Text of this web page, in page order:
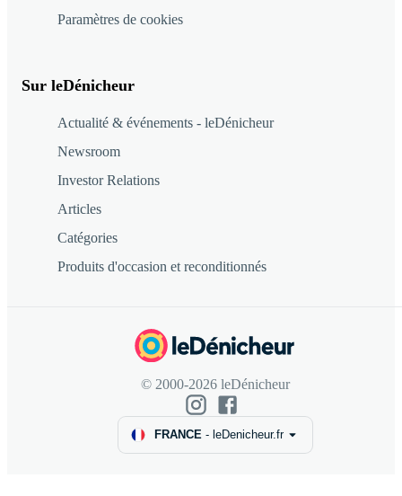
Paramètres de cookies
Sur leDénicheur
Actualité & événements - leDénicheur
Newsroom
Investor Relations
Articles
Catégories
Produits d'occasion et reconditionnés
© 2000-2026 leDénicheur
FRANCE - leDenicheur.fr